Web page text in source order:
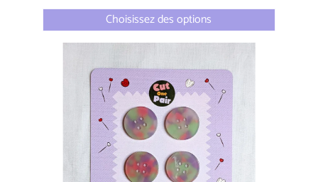
Choisissez des options